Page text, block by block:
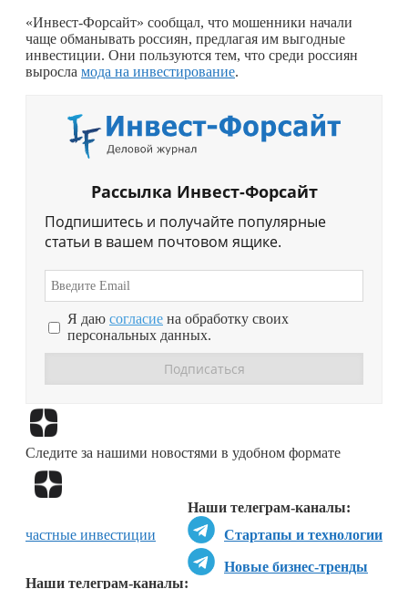
«Инвест-Форсайт» сообщал, что мошенники начали
чаще обманывать россиян, предлагая им выгодные
инвестиции. Они пользуются тем, что среди россиян
выросла мода на инвестирование.
Рассылка Инвест-Форсайт
Подпишитесь и получайте популярные
статьи в вашем почтовом ящике.
Я даю согласие на обработку своих
персональных данных.
Следите за нашими новостями в удобном формате
Наши телеграм-каналы:
Стартапы и технологии
Новые бизнес-тренды
Наши телеграм-каналы:
частные инвестиции